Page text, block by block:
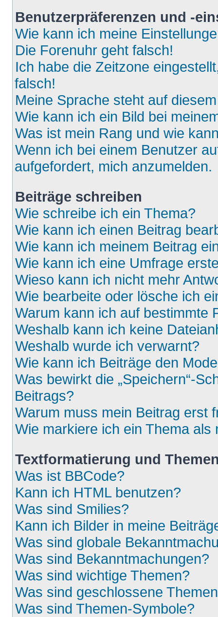
Benutzerpräferenzen und -
Wie kann ich meine
Die Forenuhr geht falsch!
Ich habe die Zeitzone
falsch!
Meine Sprache steht auf
Wie kann ich ein Bild bei
Was ist mein Rang und wie
Wenn ich bei einem Benutzer
aufgefordert, mich anzumelden.
Beiträge schreiben
Wie schreibe ich ein Thema?
Wie kann ich einen Beitrag
Wie kann ich meinem Beitrag
Wie kann ich eine Umfrage
Wieso kann ich nicht mehr
Wie bearbeite oder lösche ich
Warum kann ich auf bestimmte
Weshalb kann ich keine
Weshalb wurde ich verwarnt?
Wie kann ich Beiträge den
Was bewirkt die „Speichern“-
Beitrags?
Warum muss mein Beitrag erst
Wie markiere ich ein Thema als
Textformatierung und
Was ist BBCode?
Kann ich HTML benutzen?
Was sind Smilies?
Kann ich Bilder in meine
Was sind globale
Was sind Bekanntmachungen?
Was sind wichtige Themen?
Was sind geschlossene
Was sind Themen-Symbole?